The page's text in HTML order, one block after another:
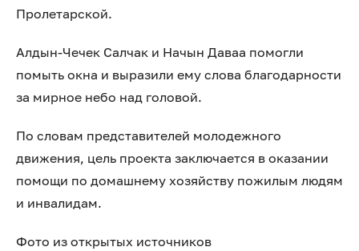
Пролетарской.
Алдын-Чечек Салчак и Начын Даваа помогли
помыть окна и выразили ему слова благодарности
за мирное небо над головой.
По словам представителей молодежного
движения, цель проекта заключается в оказании
помощи по домашнему хозяйству пожилым людям
и инвалидам.
Фото из открытых источников